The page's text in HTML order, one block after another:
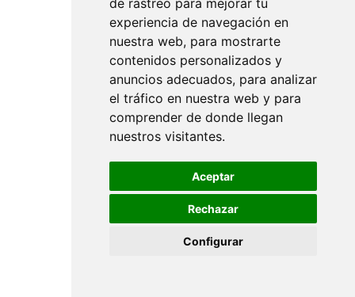
de rastreo para mejorar tu
experiencia de navegación en
nuestra web, para mostrarte
contenidos personalizados y
anuncios adecuados, para analizar
el tráfico en nuestra web y para
comprender de donde llegan
nuestros visitantes.
Aceptar
Rechazar
Configurar